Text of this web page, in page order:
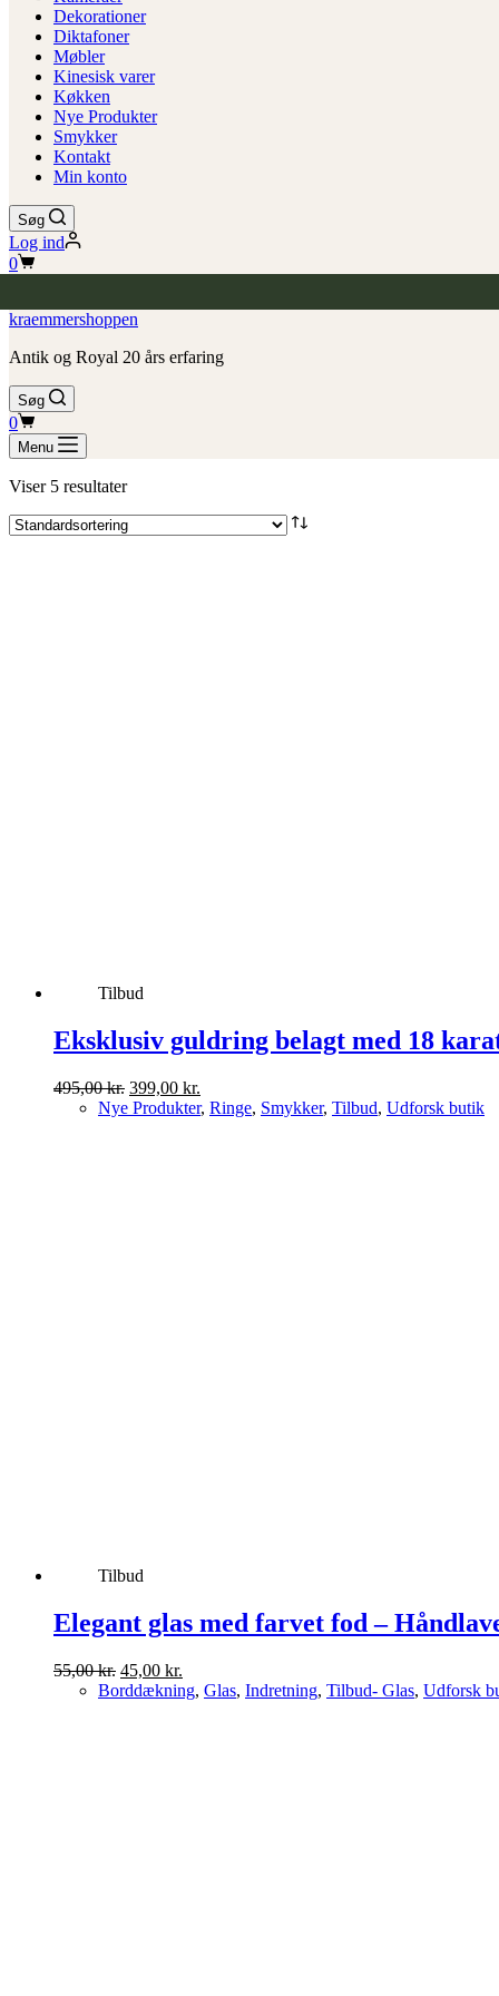
Dekorationer
Diktafoner
Møbler
Kinesisk varer
Køkken
Nye Produkter
Smykker
Kontakt
Min konto
Søg
Log ind
Indkøbskurv
0
kraemmershoppen
Antik og Royal 20 års erfaring
Søg
Indkøbskurv
0
Menu
Viser 5 resultater
Tilbud
Eksklusiv guldring belagt med 18
495,00kr. Den
oprindelige
399,00 kr.
aktuelle
Nye Produkter, Ringe, Smykker, Tilbud, Udforsk butik
Tilbud
Elegant glas med farvet fod –
55,00kr. Den
oprindelige
45,00 kr.
aktuelle
Borddækning, Glas, Indretning, Tilbud- Glas, Udforsk